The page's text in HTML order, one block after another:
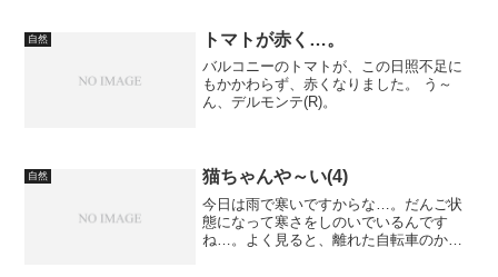
大な庭園です。東京都のWebページはこ
ちら：神代植物公園｜公...
自然 トマトが赤く…。
バルコニーのトマトが、この日照不足に
もかかわらず、赤くなりました。 う～
ん、デルモンテ(R)。
自然 猫ちゃんや～い(4)
今日は雨で寒いですからな…。だんご状
態になって寒さをしのいでいるんです
ね…。よく見ると、離れた自転車のかご